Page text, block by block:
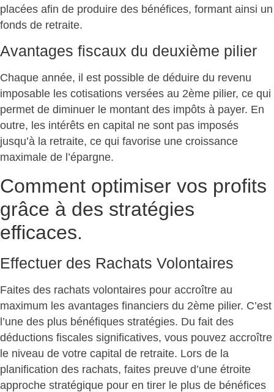
placées afin de produire des bénéfices, formant ainsi un
fonds de retraite.
Avantages fiscaux du deuxième pilier
Chaque année, il est possible de déduire du revenu
imposable les cotisations versées au 2ème pilier, ce qui
permet de diminuer le montant des impôts à payer. En
outre, les intérêts en capital ne sont pas imposés
jusqu’à la retraite, ce qui favorise une croissance
maximale de l’épargne.
Comment optimiser vos profits
grâce à des stratégies
efficaces.
Effectuer des Rachats Volontaires
Faites des rachats volontaires pour accroître au
maximum les avantages financiers du 2ème pilier. C’est
l’une des plus bénéfiques stratégies. Du fait des
déductions fiscales significatives, vous pouvez accroître
le niveau de votre capital de retraite. Lors de la
planification des rachats, faites preuve d’une étroite
approche stratégique pour en tirer le plus de bénéfices